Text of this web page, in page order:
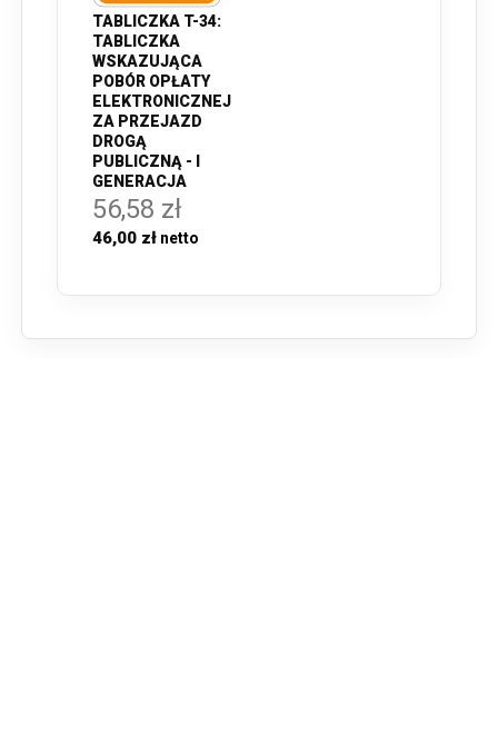
TABLICZKA T-34:
TABLICZKA
WSKAZUJĄCA
POBÓR OPŁATY
ELEKTRONICZNEJ
ZA PRZEJAZD
DROGĄ
PUBLICZNĄ - I
GENERACJA
56,58 zł
46,00 zł